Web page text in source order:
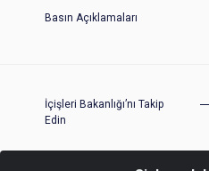
Basın Açıklamaları
İçişleri Bakanlığı’nı Takip
Edin